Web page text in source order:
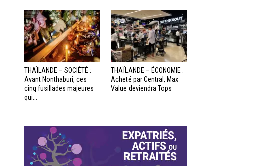
THAÏLANDE – SOCIÉTÉ :
Avant Nonthaburi, ces
cinq fusillades majeures
qui...
THAÏLANDE – ÉCONOMIE :
Acheté par Central, Max
Value deviendra Tops